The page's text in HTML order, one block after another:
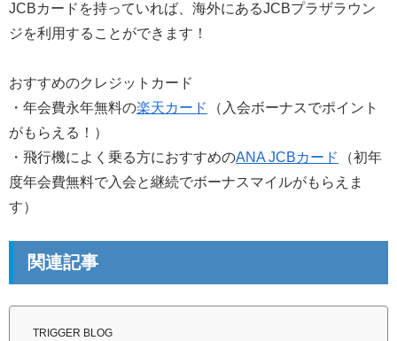
JCBカードを持っていれば、海外にあるJCBプラザラウン
ジを利用することができます！
おすすめのクレジットカード
・年会費永年無料の楽天カード
（入会ボーナスでポイント
がもらえる！）
・飛行機によく乗る方におすすめのANA JCBカード
（初年
度年会費無料で入会と継続でボーナスマイルがもらえま
す）
関連記事
TRIGGER BLOG